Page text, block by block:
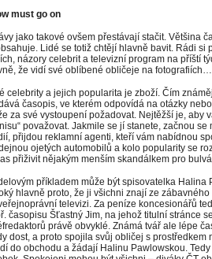
must go on
jako takové ovšem přestávají stačit. Většina
Lidé se totiž chtějí hlavně bavit. Rádi si
názory celebrit a televizní program na příští
že vidí své oblíbené obličeje na fotografiích…
celebrity a jejich popularita je zboží. Čím
časopis, ve kterém odpovídá na otázky
za své vystoupení požadovat. Nejtěžší je, aby
považovat. Jakmile se jí stanete, začnou
přijdou reklamní agenti, kteří vám nabídnou
ojetých automobilů a kolo popularity se
přiživit nějakým menším skandálkem pro
příkladem může být spisovatelka Halina
hlavně proto, že ji všichni znají ze
televizi. Za peníze koncesionářů
časopisu Šťastný Jim, na jehož titulní stránce
právě obvyklé. Známá tvář ale lépe
dost, a proto spojila svůj obličej s prostředkem
do obchodu a žádají Halinu Pawlowskou.